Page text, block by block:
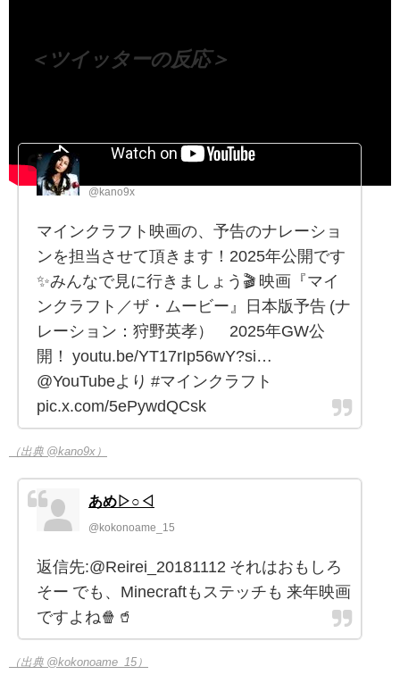
＜ツイッターの反応＞
@kano9x
マインクラフト映画の、予告のナレーショ
ンを担当させて頂きます！2025年公開です
✨みんなで見に行きましょう🎬 映画『マイ
ンクラフト／ザ・ムービー』日本版予告 (ナ
レーション：狩野英孝） 2025年GW公
開！ youtu.be/YT17rIp56wY?si…
@YouTubeより #マインクラフト
pic.x.com/5ePywdQCsk
（出典 @kano9x）
あめ▷○◁
@kokonoame_15
返信先:@Reirei_20181112 それはおもしろ
そー でも、Minecraftもステッチも 来年映画
ですよね🍿🥤
（出典 @kokonoame_15）